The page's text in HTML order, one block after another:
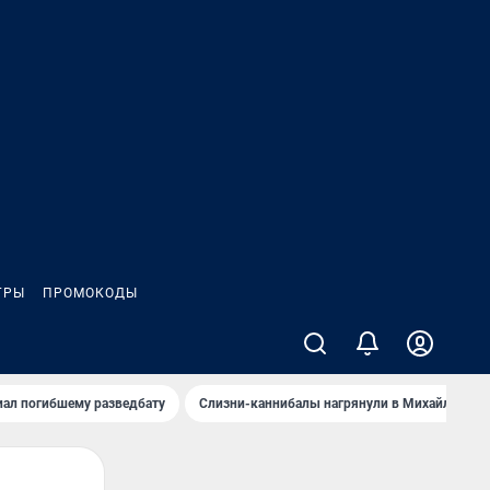
ПРОМОКОДЫ
погибшему разведбату Слизни-каннибалы нагрянули в Михайлов